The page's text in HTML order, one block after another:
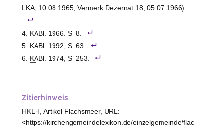
LKA, 10.08.1965; Vermerk Dezernat 18, 05.07.1966).
KABl. 1966, S. 8.
KABl. 1992, S. 63.
KABl. 1974, S. 253.
Zitierhinweis
HKLH, Artikel Flachsmeer, URL:
<https://kirchengemeindelexikon.de/einzelgemeinde/flac